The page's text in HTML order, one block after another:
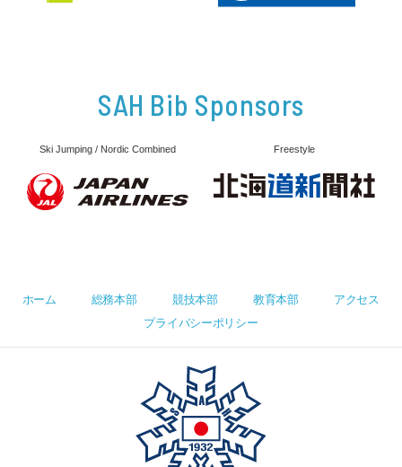
SAH Bib Sponsors
Ski Jumping / Nordic Combined Freestyle
ホーム 総務本部 競技本部 教育本部
アクセス
プライバシーポリシー